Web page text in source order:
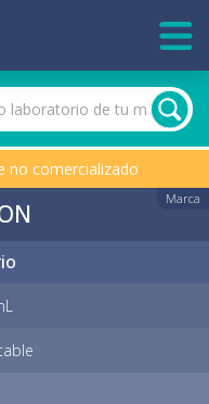
no comercializado
Marca